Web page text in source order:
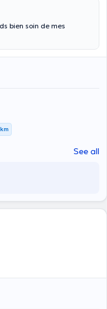
bien soin de mes
See all